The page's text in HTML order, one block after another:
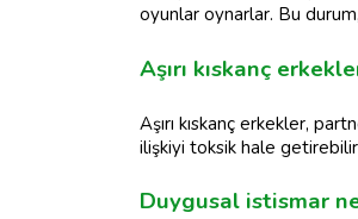
oyunlar oynarlar. Bu
Aşırı kıskanç
Aşırı kıskanç erkekler,
ilişkiyi toksik hale
Duygusal istismar